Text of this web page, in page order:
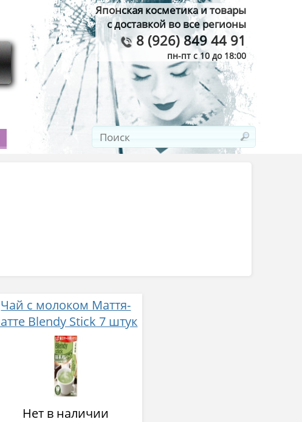
Японская косметика и товары
с доставкой во все регионы
8 (926) 849 44 91
пн-пт с 10 до 18:00
Чай с молоком Маття-
Blendy Stick 7 штук
Нет в наличии